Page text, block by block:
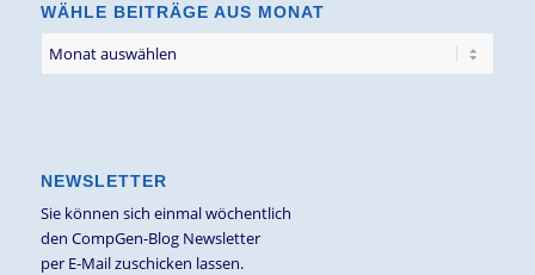
WÄHLE BEITRÄGE AUS MONAT
NEWSLETTER
Sie können sich einmal wöchentlich
den CompGen-Blog Newsletter
per E-Mail zuschicken lassen.